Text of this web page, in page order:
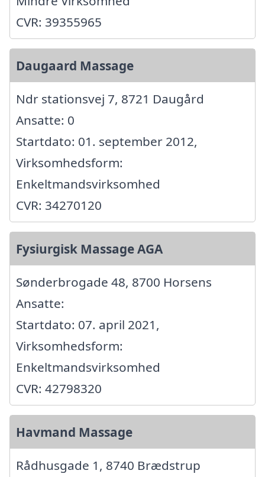
CVR: 39355965
Daugaard Massage
Ndr stationsvej 7, 8721 Daugård
Ansatte: 0
Startdato: 01. september 2012,
Virksomhedsform:
Enkeltmandsvirksomhed
CVR: 34270120
Fysiurgisk Massage AGA
Sønderbrogade 48, 8700 Horsens
Ansatte:
Startdato: 07. april 2021,
Virksomhedsform:
Enkeltmandsvirksomhed
CVR: 42798320
Havmand Massage
Rådhusgade 1, 8740 Brædstrup